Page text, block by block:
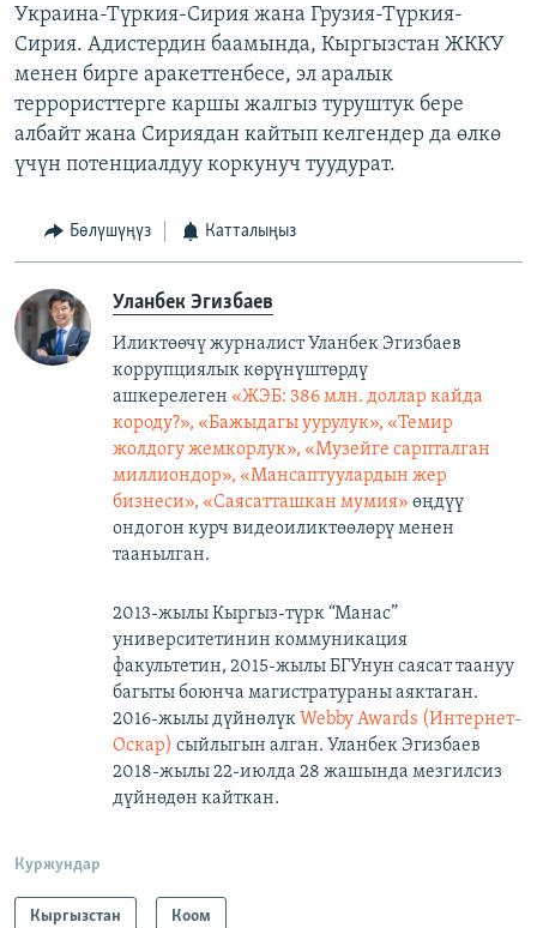
Украина-Түркия-Сирия жана Грузия-Түркия-
Сирия. Адистердин баамында, Кыргызстан ЖККУ
менен бирге аракеттенбесе, эл аралык
террористтерге каршы жалгыз туруштук бере
албайт жана Сириядан кайтып келгендер да өлкө
үчүн потенциалдуу коркунуч туудурат.
Бөлүшүңүз Катталыңыз
Уланбек Эгизбаев
Иликтөөчү журналист Уланбек Эгизбаев
коррупциялык көрүнүштөрдү
ашкерелеген «ЖЭБ: 386 млн. доллар кайда
короду?», «Бажыдагы уурулук», «Темир
жолдогу жемкорлук», «Музейге сарпталган
миллиондор», «Мансаптуулардын жер
бизнеси», «Саясатташкан мумия» өңдүү
ондогон курч видеоиликтөөлөрү менен
таанылган.
2013-жылы Кыргыз-түрк “Манас”
университетинин коммуникация
факультетин, 2015-жылы БГУнун саясат таануу
багыты боюнча магистратураны аяктаган.
2016-жылы дүйнөлүк Webby Awards (Интернет-
Оскар) сыйлыгын алган. Уланбек Эгизбаев
2018-жылы 22-июлда 28 жашында мезгилсиз
дүйнөдөн кайткан.
Куржундар
Кыргызстан Коом